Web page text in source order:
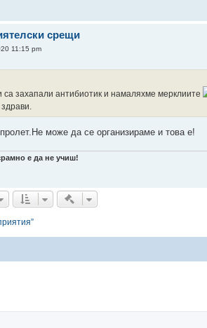
срещи
11:15 pm
са захапали антибиотик и намаляхме мерклиите
може да се организираме и това е!
е да не учиш!
Quick-mod tools